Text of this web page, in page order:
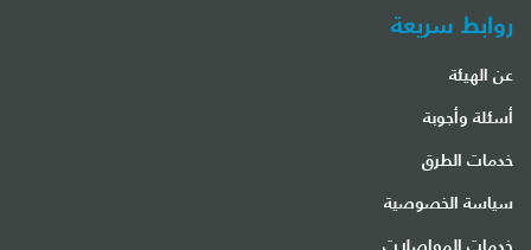
روابط سريعة
عن الهيئة
أسئلة وأجوبة
خدمات الطرق
سياسة الخصوصية